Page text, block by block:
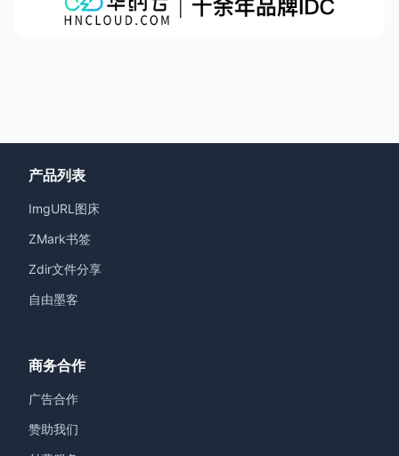
产品列表
ImgURL图床
ZMark书签
Zdir文件分享
自由墨客
商务合作
广告合作
赞助我们